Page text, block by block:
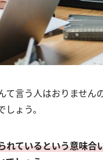
て言う人はおりません
ょう。
れているという意味合